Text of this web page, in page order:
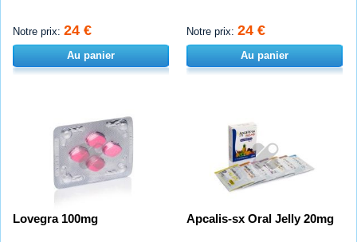
Notre prix: 24 €
Au panier
Notre prix: 24 €
Au panier
Lovegra 100mg Apcalis-sx Oral Jelly 20mg